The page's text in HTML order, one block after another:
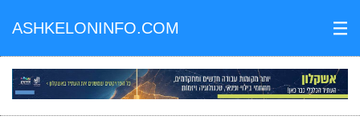
ASHKELONINFO.COM III